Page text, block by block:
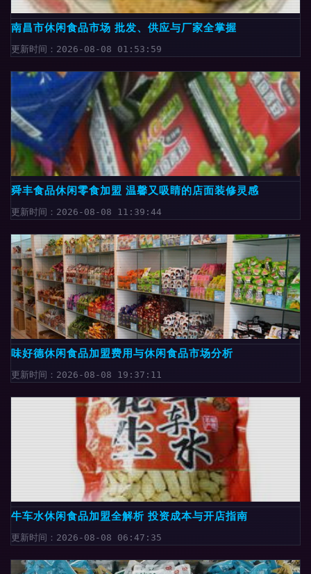
南昌市休闲食品市场 批发、供应与厂家全掌握
更新时间：2026-08-08 01:53:59
舜丰食品休闲零食加盟 温馨又吸睛的店面装修灵感
更新时间：2026-08-08 11:39:44
味好德休闲食品加盟费用与休闲食品市场分析
更新时间：2026-08-08 19:37:11
牛车水休闲食品加盟全解析 投资成本与开店指南
更新时间：2026-08-08 06:47:35